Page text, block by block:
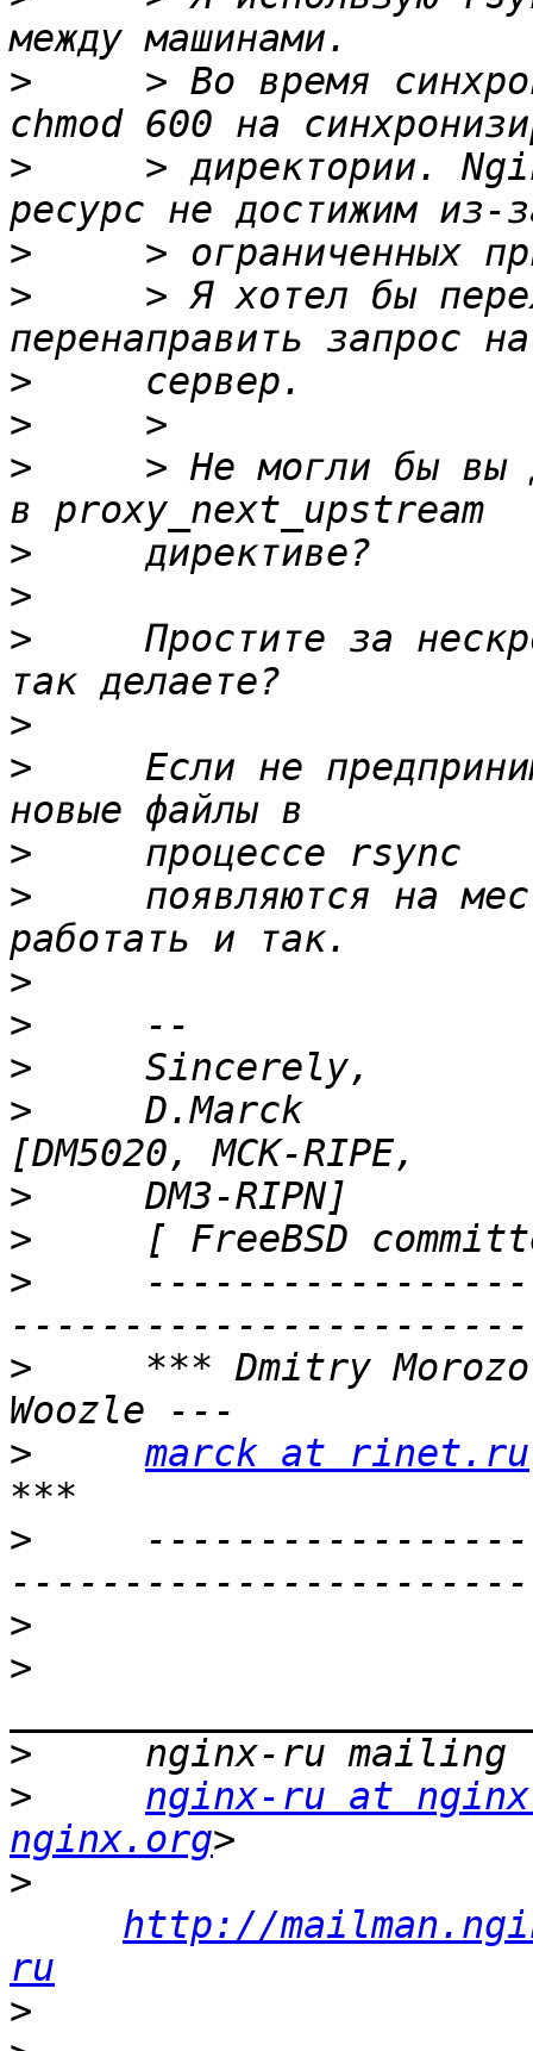
>
> Во время
>
> директории.
>
>
> Я хотел бы
>
>
>
> Не могли бы вы
>
>
>
Простите за
>
>
Если не
>
>
появляются на
>
>
>
>
     D.Marck
>
>
[ FreeBSD
>
>
*** Dmitry
>
marck at rinet.ru
>
>
>
>
>
nginx-ru at
nginx.org
>
http://
ru
>